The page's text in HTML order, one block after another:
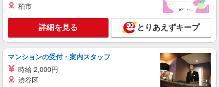
柏市
詳細を見る とりあえずキープ
マンションの受付・案内スタッフ
時給 2,000円
渋谷区